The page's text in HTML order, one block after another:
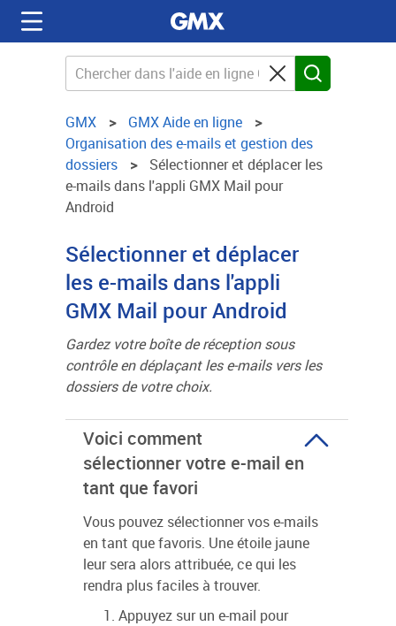
GMX
GMX Aide en ligne
Organisation des e-mails et gestion des
dossiers
Sélectionner et déplacer les
e-mails dans l'appli GMX Mail pour
Android
Sélectionner et déplacer
les e-mails dans l'appli
GMX Mail pour Android
Gardez votre boîte de réception sous
contrôle en déplaçant les e-mails vers les
dossiers de votre choix.
Voici comment
sélectionner votre e-mail en
tant que favori
Vous pouvez sélectionner vos e-mails
en tant que favoris. Une étoile jaune
leur sera alors attribuée, ce qui les
rendra plus faciles à trouver.
Appuyez sur un e-mail pour